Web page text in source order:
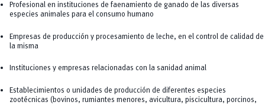
Profesional en instituciones de faenamiento de ganado de las diversas
especies animales para el consumo humano
Empresas de producción y procesamiento de leche, en el control de calidad de
la misma
Instituciones y empresas relacionadas con la sanidad animal
Establecimientos o unidades de producción de diferentes especies
zootécnicas (bovinos, rumiantes menores, avicultura, piscicultura, porcinos,